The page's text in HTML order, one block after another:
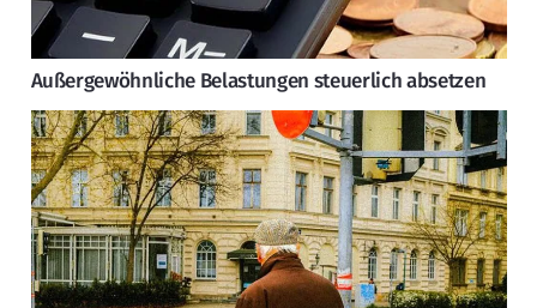
Außergewöhnliche Belastungen steuerlich absetzen